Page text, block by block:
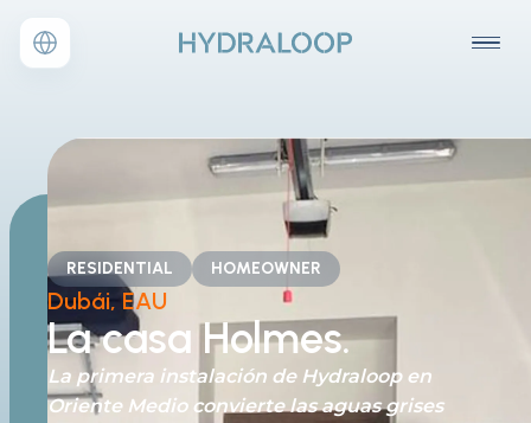
RESIDENTIAL HOMEOWNER
Dubái, EAU
La casa Holmes.
La primera instalación de Hydraloop en
Oriente Medio convierte las aguas grises